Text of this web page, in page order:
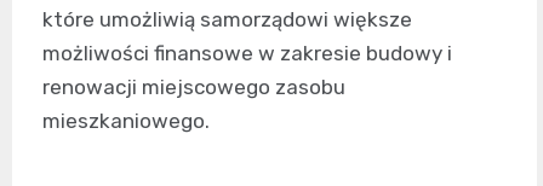
które umożliwią samorządowi większe
możliwości finansowe w zakresie budowy i
renowacji miejscowego zasobu
mieszkaniowego.